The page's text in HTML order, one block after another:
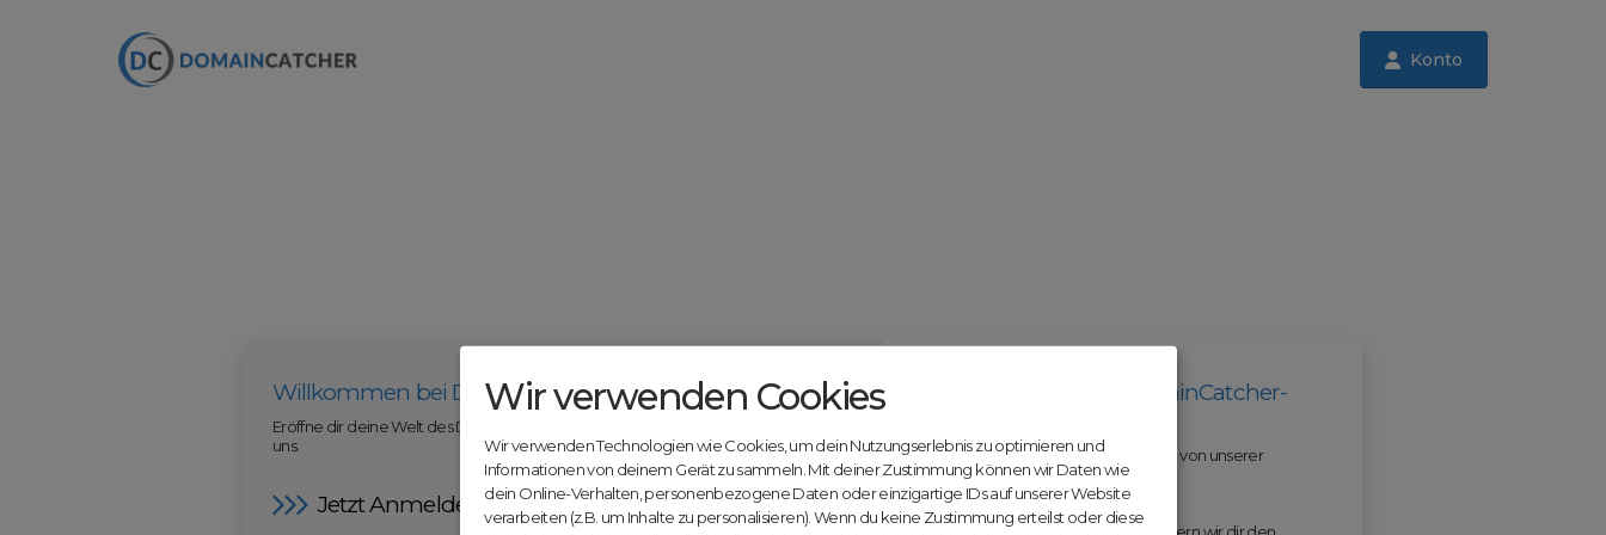
Konto
Willkommen bei DomainCatcher.com
Eröffne dir deine Welt des Domainhandels mit deiner kostenlosen Anmeldung bei
uns.
Jetzt Anmelden
Werde jetzt Teil der DomainCatcher-
Nutze unsere Erfahrung und profitiere von unserer
innovativen Plattform:
Mit Domex und ODM erleichtern wir dir den
Wir verwenden Cookies
Wir verwenden Technologien wie Cookies, um dein Nutzungserlebnis zu optimieren und
Informationen von deinem Gerät zu sammeln. Mit deiner Zustimmung können wir Daten wie
dein Online-Verhalten, personenbezogene Daten oder einzigartige IDs auf unserer Website
verarbeiten (z.B. um Inhalte zu personalisieren). Wenn du keine Zustimmung erteilst oder diese